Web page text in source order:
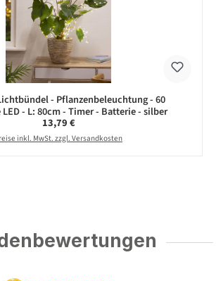
- Pflanzenbeleuchtung - 60
- L: 80cm - Timer - Batterie - silber
Regulärer Preis:
13,79 €
inkl. MwSt. zzgl. Versandkosten